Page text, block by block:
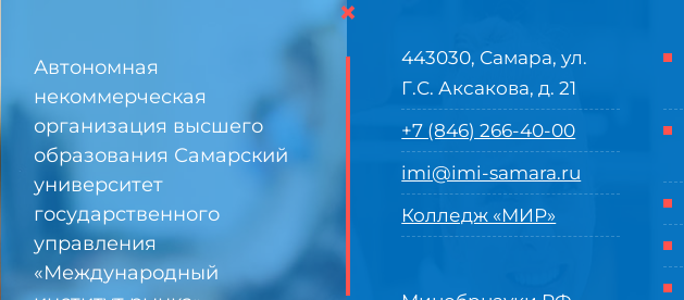
Автономная
некоммерческая
организация высшего
образования Самарский
университет
государственного
управления
«Международный
×
443030, Самара, ул.
Г.С. Аксакова, д. 21
+7 (846) 266-40-00
imi@imi-samara.ru
Колледж «МИР»